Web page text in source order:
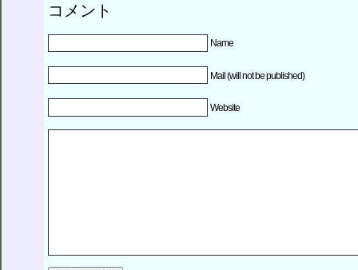
コメント
Name
Mail (will not be published)
Website